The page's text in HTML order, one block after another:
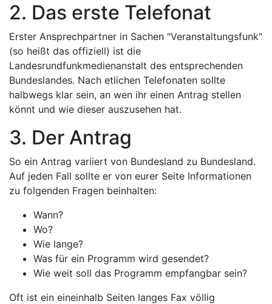
2. Das erste Telefonat
Erster Ansprechpartner in Sachen "Veranstaltungsfunk"
(so heißt das offiziell) ist die
Landesrundfunkmedienanstalt des entsprechenden
Bundeslandes. Nach etlichen Telefonaten sollte
halbwegs klar sein, an wen ihr einen Antrag stellen
könnt und wie dieser auszusehen hat.
3. Der Antrag
So ein Antrag variiert von Bundesland zu Bundesland.
Auf jeden Fall sollte er von eurer Seite Informationen
zu folgenden Fragen beinhalten:
Wann?
Wo?
Wie lange?
Was für ein Programm wird gesendet?
Wie weit soll das Programm empfangbar sein?
Oft ist ein eineinhalb Seiten langes Fax völlig